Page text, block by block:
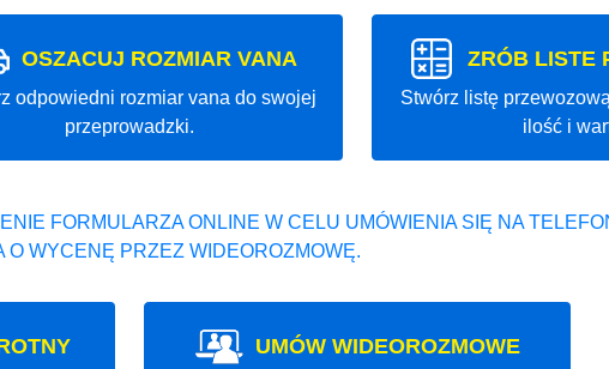
OSZACUJ ROZMIAR VANA
odpowiedni rozmiar vana do swojej
przeprowadzki.
ZRÓB LISTE
Stwórz listę
ilość i
FORMULARZA ONLINE W CELU UMÓWIENIA SIĘ NA
O WYCENĘ PRZEZ WIDEOROZMOWĘ.
UMÓW WIDEOROZMOWE